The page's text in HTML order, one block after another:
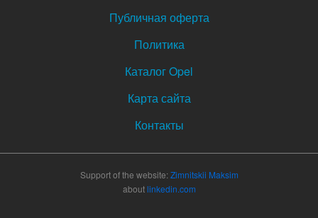
Публичная оферта
Политика
Каталог Opel
Карта сайта
Контакты
Support of the website:Zimnitskii Maksim
aboutlinkedin.com